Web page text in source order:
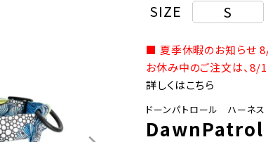
SIZE S
■ 夏季休暇のお知らせ
お休み中のご注文は、8/
詳しくはこちら
ドーンパトロール ハーネ